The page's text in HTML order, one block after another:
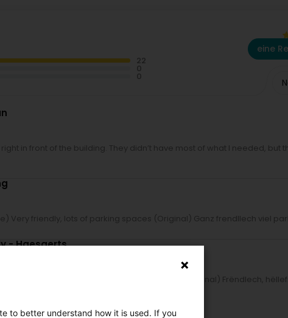
eine
in front of the building. They didn’t have most of what I needed, but
Very friendly, lots of parking spaces (Original) Ganz frendllech viel
- Haesaerts
Friendly, helpful and speak Luxembourgish. (Original) Frëndlech,
to better understand how it is used. If you